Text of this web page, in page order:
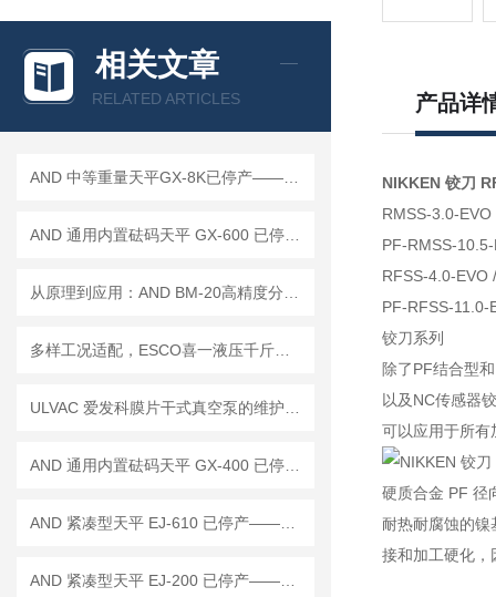
相关文章
RELATED ARTICLES 产品详
NIKKEN 铰刀
RMSS-3.0-
PF-RMSS-
RFSS-4.0-EVO
PF-RFSS-11.0-
铰刀系列
除了PF结合型
以及NC传感器
可以应用于所有
硬质合金 PF 径
耐热耐腐蚀的
接和加工硬化，